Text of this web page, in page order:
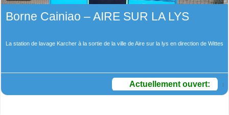
Borne Cainiao – AIRE SUR LA LYS
La station de lavage Karcher à la sortie de la ville de Aire sur la lys en direction de Wittes
Actuellement ouvert: